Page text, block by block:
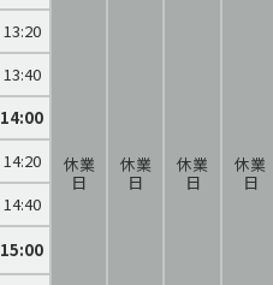
休業
日
休業
日
休業
日
休業
日
13:20
13:40
14:00
14:20
14:40
15:00